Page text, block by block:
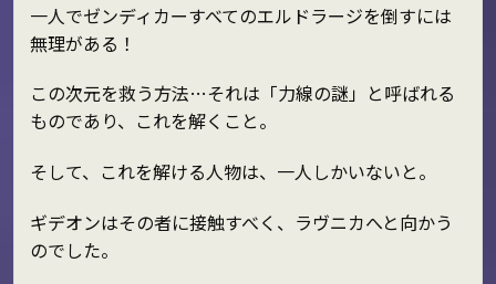
一人でゼンディカーすべてのエルドラージを倒すには
無理がある！
この次元を救う方法…それは「力線の謎」と呼ばれる
ものであり、これを解くこと。
そして、これを解ける人物は、一人しかいないと。
ギデオンはその者に接触すべく、ラヴニカへと向かう
のでした。